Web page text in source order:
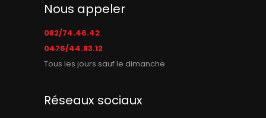
Nous appeler
082/74.46.42
0476/44.83.12
Tous les jours sauf le dimanche
Réseaux sociaux